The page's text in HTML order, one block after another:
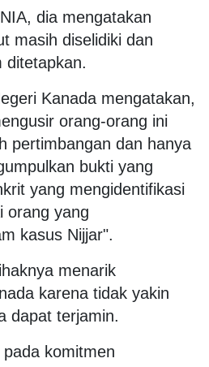
dia mengatakan
masih diselidiki dan
ditetapkan.
Kanada mengatakan,
orang-orang ini
pertimbangan dan hanya
bukti yang
yang mengidentifikasi
orang yang
kasus Nijjar".
menarik
karena tidak yakin
dapat terjamin.
komitmen